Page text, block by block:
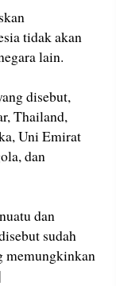
tidak akan
lain.
disebut,
Thailand,
Uni Emirat
dan
dan
sudah
memungkinkan